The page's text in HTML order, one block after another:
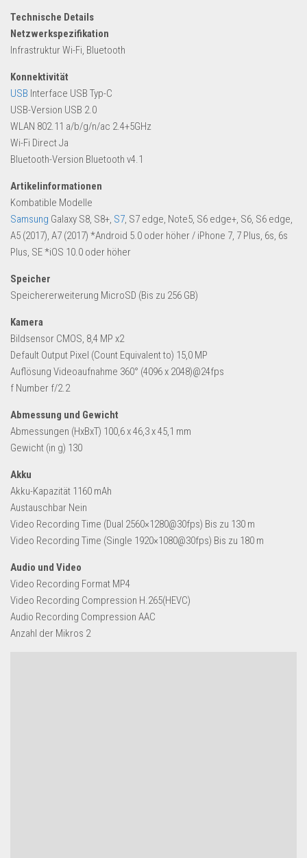
Aldi
Lidl
Anmelden
Kostenlos Registrieren
Newsletter
Technische Details
Netzwerkspezifikation
Infrastruktur Wi-Fi, Bluetooth
Konnektivität
USB Interface USB Typ-C
USB-Version USB 2.0
WLAN 802.11 a/b/g/n/ac 2.4+5GHz
Wi-Fi Direct Ja
Bluetooth-Version Bluetooth v4.1
Artikelinformationen
Kombatible Modelle
Samsung Galaxy S8, S8+, S7, S7 edge, Note5, S6 edge+, S6, S6 edge,
A5 (2017), A7 (2017) *Android 5.0 oder höher / iPhone 7, 7 Plus, 6s, 6s
Plus, SE *iOS 10.0 oder höher
Speicher
Speichererweiterung MicroSD (Bis zu 256 GB)
Kamera
Bildsensor CMOS, 8,4 MP x2
Default Output Pixel (Count Equivalent to) 15,0 MP
Auflösung Videoaufnahme 360° (4096 x 2048)@24fps
f Number f/2.2
Abmessung und Gewicht
Abmessungen (HxBxT) 100,6 x 46,3 x 45,1 mm
Gewicht (in g) 130
Akku
Akku-Kapazität 1160 mAh
Austauschbar Nein
Video Recording Time (Dual 2560×1280@30fps) Bis zu 130 m
Video Recording Time (Single 1920×1080@30fps) Bis zu 180 m
Audio und Video
Video Recording Format MP4
Video Recording Compression H.265(HEVC)
Audio Recording Compression AAC
Anzahl der Mikros 2